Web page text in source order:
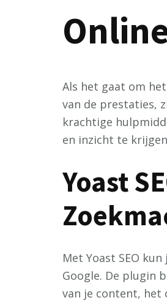
Als het gaat om
van de prestaties,
krachtige
en inzicht te
Yoast
Met Yoast SEO
Google. De plugin
van je content, het